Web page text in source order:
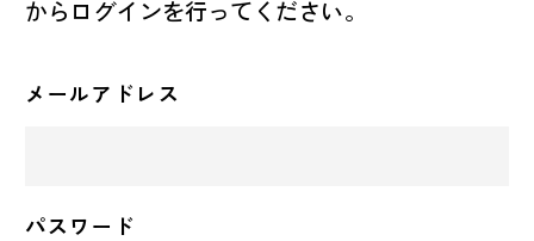
からログインを行ってください。
メールアドレス
パスワード